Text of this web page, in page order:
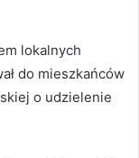
lokalnych
do mieszkańców
o udzielenie